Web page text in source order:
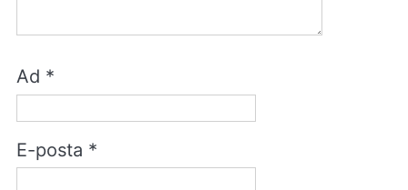
Ad *
E-posta *